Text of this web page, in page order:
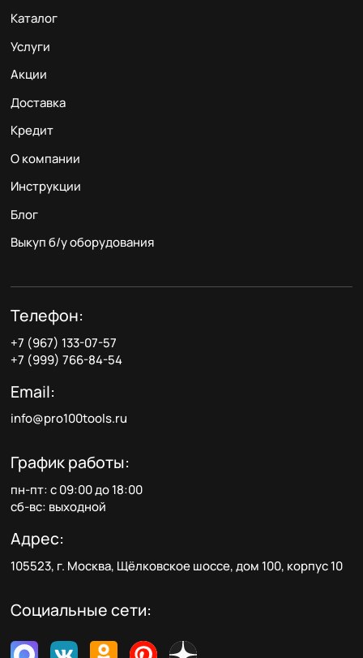
Каталог
Услуги
Акции
Доставка
Кредит
О компании
Инструкции
Блог
Выкуп б/у оборудования
Телефон:
+7 (967) 133-07-57
+7 (999) 766-84-54
Email:
info@pro100tools.ru
График работы:
пн-пт: с 09:00 до 18:00
сб-вс: выходной
Адрес:
105523, г. Москва, Щёлковское шоссе, дом 100, корпус 10
Социальные сети: